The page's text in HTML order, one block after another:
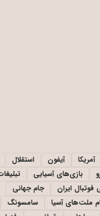
آمریکا آیفون استقلال
بازی‌های آسیایی
فوتبال ایران
جام جهانی
ملت‌های آسیا سامسونگ